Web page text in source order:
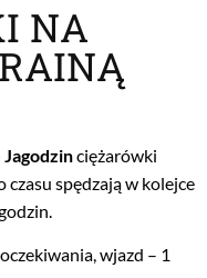
NA
ciężarówki
czasu spędzają w kolejce
wjazd – 1